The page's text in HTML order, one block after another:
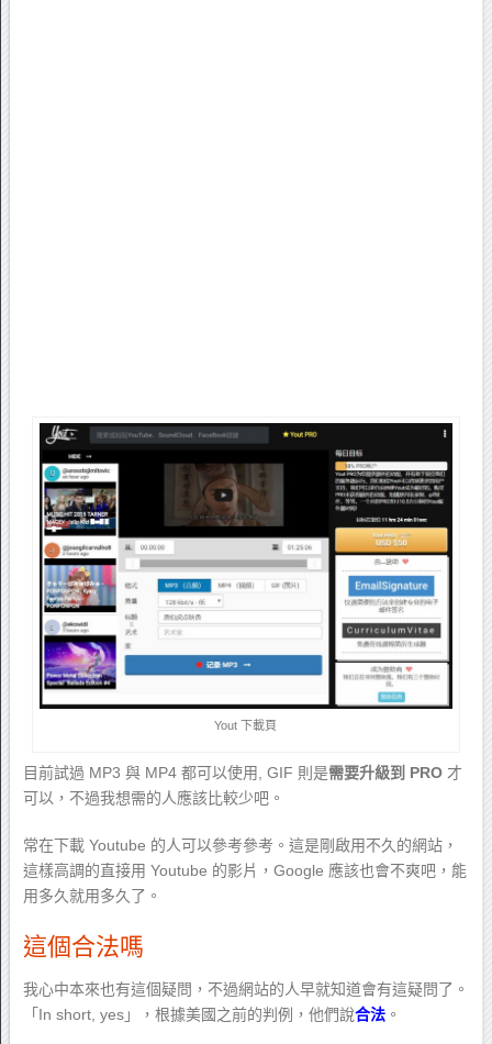
Yout 下載頁
目前試過 MP3 與 MP4 都可以使用, GIF 則是需要升級到 PRO才
可以，不過我想需的人應該比較少吧。
常在下載 Youtube 的人可以參考參考。這是剛啟用不久的網站，
這樣高調的直接用 Youtube 的影片，Google 應該也會不爽吧，能
用多久就用多久了。
這個合法嗎
我心中本來也有這個疑問，不過網站的人早就知道會有這疑問了。
「In short, yes」，根據美國之前的判例，他們說合法。